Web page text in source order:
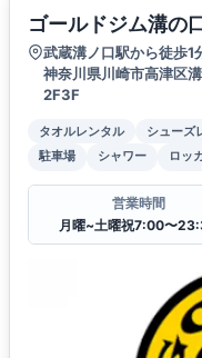
ゴールドジム溝の
武蔵溝ノ口駅から徒歩1
神奈川県川崎市高津区
2F3F
タオルレンタル シューズ
駐車場
シャワー ロッ
営業時間
月曜~土曜祝7:00〜